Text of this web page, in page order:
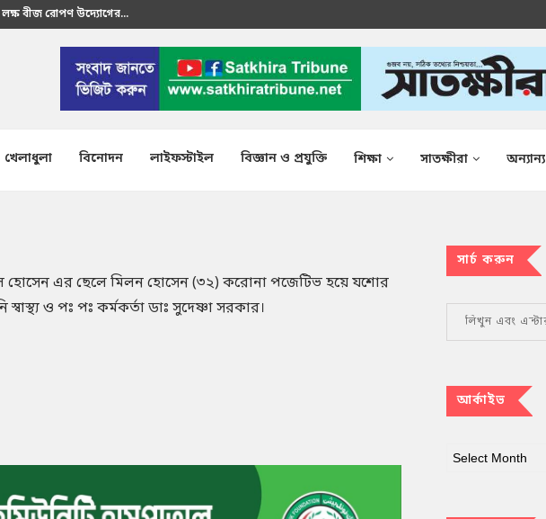
বীজ রোপণ উদ্যোগের...
খেলাধুলা বিনোদন লাইফস্টাইল বিজ্ঞান ও প্রযুক্তি শিক্ষা সাতক্ষীরা অন্যান্য
এর ছেলে মিলন হোসেন (৩২) করোনা পজেটিভ হয়ে যশোর
ও পঃ পঃ কর্মকর্তা ডাঃ সুদেষ্ণা সরকার।
সার্চ করুন
আর্কাইভ